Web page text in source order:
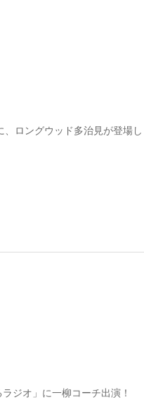
、ロングウッド多治見が登場
ジオ」に一柳コーチ出演！